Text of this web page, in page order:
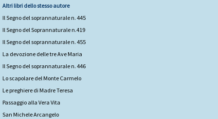
Altri libri dello stesso autore
Il Segno del soprannaturale n. 445
Il Segno del Soprannaturale n.419
Il Segno del soprannaturale n. 455
La devozione delle tre Ave Maria
Il Segno del soprannaturale n. 446
Lo scapolare del Monte Carmelo
Le preghiere di Madre Teresa
Passaggio alla Vera Vita
San Michele Arcangelo